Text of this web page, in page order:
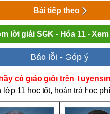
Bài tiếp theo
lời giải SGK - Hóa 11 -
Báo lỗi - Góp ý
cô giáo giỏi trên
11 học tốt, hoàn trả học